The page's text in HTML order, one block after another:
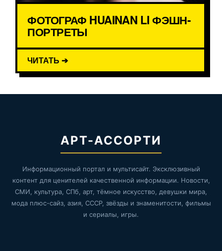
ФОТОГРАФ HUAINAN LI ФЭШН-
ПОРТРЕТЫ
ЧИТАТЬ ➔
АРТ-АССОРТИ
Информационный портал и мультисайт. Эксклюзивный
контент для ценителей качественной информации. Новости,
СМИ, культура, СПб, арт, тёмное искусство, девушки мира,
мода плюс-сайз, азия, СССР, звёзды и знаменитости, фильмы
и сериалы, игры.